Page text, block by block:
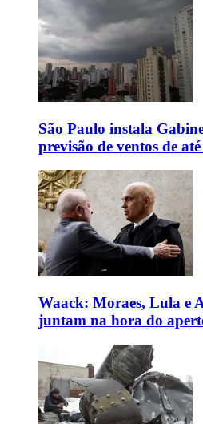
São Paulo instala
previsão de ventos de
Waack: Moraes, Lula e
juntam na hora do